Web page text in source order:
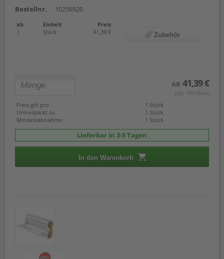
Bestellnr.
10256920
ab Einheit
Preis
1
Stück 41,39 € Zubehör
AB 41,39 €
(zzgl. 19% Mwst.)
Preis gilt pro
1 Stück
Umverpackt zu
1 Stück
Mindestabnahme
1 Stück
Lieferbar in 3-5 Tagen
In den Warenkorb